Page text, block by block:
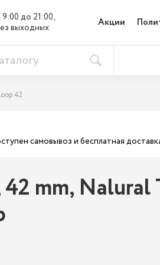
9:00 до 21:00,
выходных
Акции
42
самовывоз и бесплатная
mm,